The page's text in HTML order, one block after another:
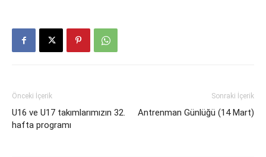
Önceki İçerik
U16 ve U17 takımlarımızın 32.
hafta programı
Sonraki İçerik
Antrenman Günlüğü (14 Mart)